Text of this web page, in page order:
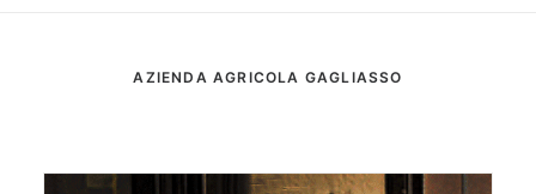
AZIENDA AGRICOLA GAGLIASSO